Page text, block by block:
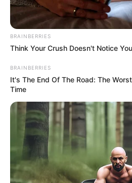
BRAINBERRIES
Think Your Crush Doesn't Notice
BRAINBERRIES
It's The End Of The Road: The
Time